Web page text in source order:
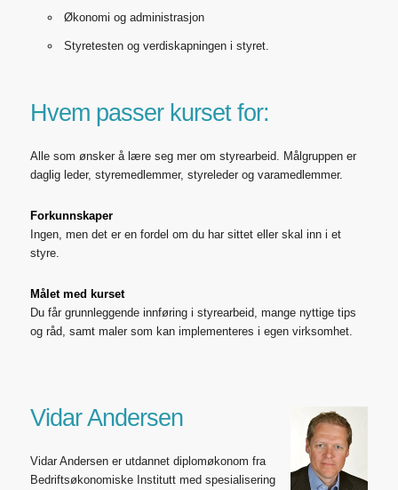
Økonomi og administrasjon
Styretesten og verdiskapningen i styret.
Hvem passer kurset for:
Alle som ønsker å lære seg mer om styrearbeid. Målgruppen er
daglig leder, styremedlemmer, styreleder og varamedlemmer.
Forkunnskaper
Ingen, men det er en fordel om du har sittet eller skal inn i et
styre.
Målet med kurset
Du får grunnleggende innføring i styrearbeid, mange nyttige tips
og råd, samt maler som kan implementeres i egen virksomhet.
Vidar Andersen
Vidar Andersen er utdannet diplomøkonom fra
Bedriftsøkonomiske Institutt med spesialisering